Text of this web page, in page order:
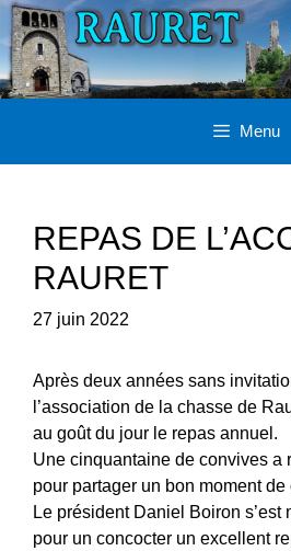
Aller
au
contenu
Menu
REPAS DE
RAURET
27 juin 2022
Après deux années sans
l’association de la chasse de
au goût du jour le repas annuel.
Une cinquantaine de convives a
pour partager un bon moment
Le président Daniel Boiron s’est
pour un concocter un excellent